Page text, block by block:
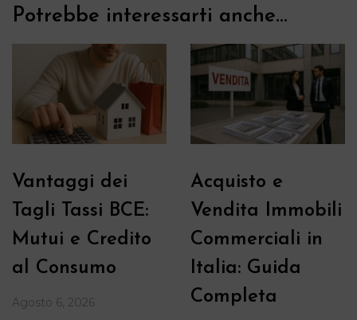
Potrebbe interessarti anche...
Vantaggi dei
Tagli Tassi BCE:
Mutui e Credito
al Consumo
Agosto 6, 2026
Acquisto e
Vendita Immobili
Commerciali in
Italia: Guida
Completa